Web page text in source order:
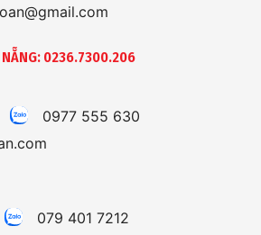
0236.7300.206
0977 555 630
079 401 7212